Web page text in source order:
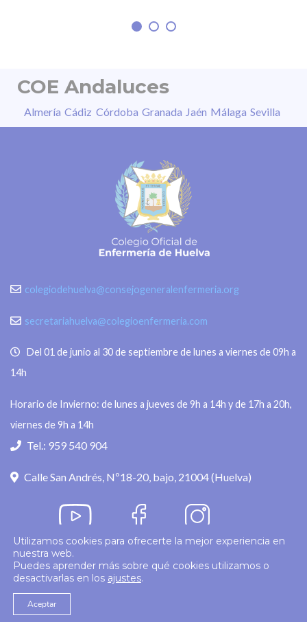
COE Andaluces
Almería Cádiz Córdoba Granada Jaén Málaga Sevilla
colegiodehuelva@consejogeneralenfermeria.org
secretariahuelva@colegioenfermeria.com
Del 01 de junio al 30 de septiembre de lunes a viernes de 09h a
14h
Horario de Invierno: de lunes a jueves de 9h a 14h y de 17h a 20h,
viernes de 9h a 14h
Tel.: 959 540 904
Calle San Andrés, Nº18-20, bajo, 21004 (Huelva)
© 2026 Colegio Enfermería Huelva
Utilizamos cookies para ofrecerte la mejor experiencia en
nuestra web.
Puedes aprender más sobre qué cookies utilizamos o
desactivarlas en los ajustes.
Aceptar